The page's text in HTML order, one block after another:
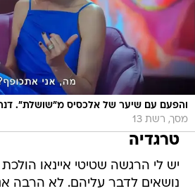
והפעם עם שיער של אלכסיס מ"שושלת".
מסך, רשת 13
טרגדיה
יש לי הרגשה שטיטי איינאו
נושאים לדבר עליהם. לא הרבה